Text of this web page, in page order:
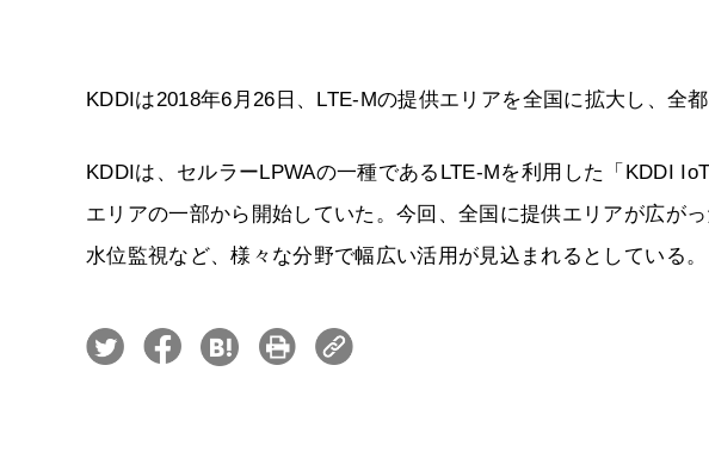
KDDIは2018年6月26日、LTE-Mの提供エリアを全国に拡大し、全
KDDIは、セルラーLPWAの一種であるLTE-Mを利用した「KDDI
エリアの一部から開始していた。今回、全国に提供エリアが広が
水位監視など、様々な分野で幅広い活用が見込まれるとしている。